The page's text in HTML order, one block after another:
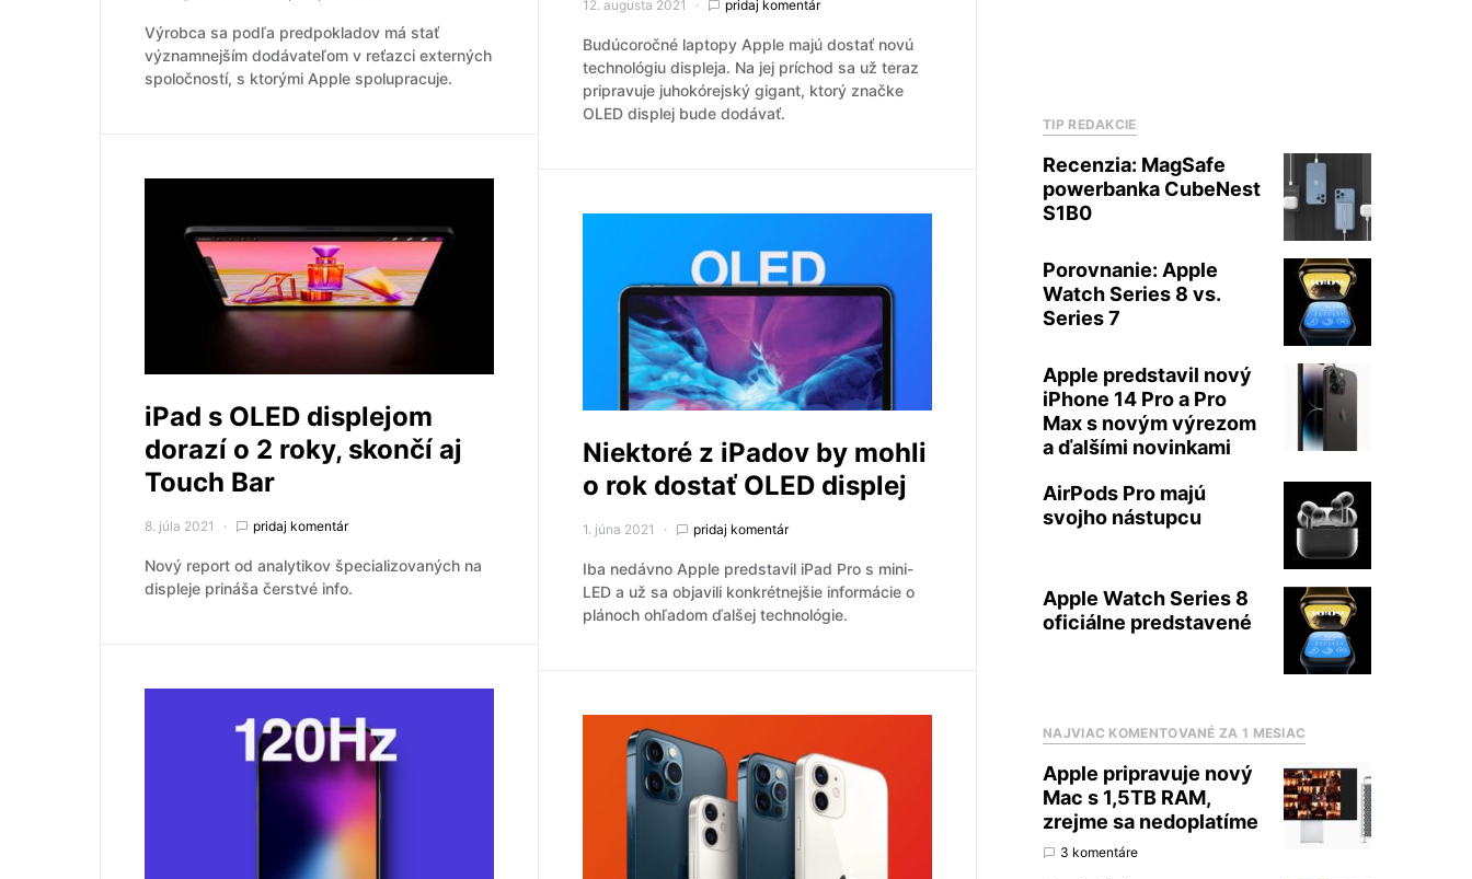
Výrobca sa podľa predpokladov má stať
významnejším dodávateľom v reťazci externých
spoločností, s ktorými Apple spolupracuje.
iPad s OLED displejom
dorazí o 2 roky, skončí aj
Touch Bar
8. júla 2021 pridaj komentár
Nový report od analytikov špecializovaných na
displeje prináša čerstvé info.
12. augusta 2021 pridaj komentár
Budúcoročné laptopy Apple majú dostať novú
technológiu displeja. Na jej príchod sa už teraz
pripravuje juhokórejský gigant, ktorý značke
OLED displej bude dodávať.
Niektoré z iPadov by mohli
o rok dostať OLED displej
1. júna 2021 pridaj komentár
Iba nedávno Apple predstavil iPad Pro s mini-
LED a už sa objavili konkrétnejšie informácie o
plánoch ohľadom ďalšej technológie.
TIP REDAKCIE
Recenzia: MagSafe
powerbanka CubeNest
S1B0
Porovnanie: Apple
Watch Series 8 vs.
Series 7
Apple predstavil nový
iPhone 14 Pro a Pro
Max s novým výrezom
a ďalšími novinkami
AirPods Pro majú
svojho nástupcu
Apple Watch Series 8
oficiálne predstavené
NAJVIAC KOMENTOVANÉ ZA 1 MESIAC
Apple pripravuje nový
Mac s 1,5TB RAM,
zrejme sa nedoplatíme
3 komentáre